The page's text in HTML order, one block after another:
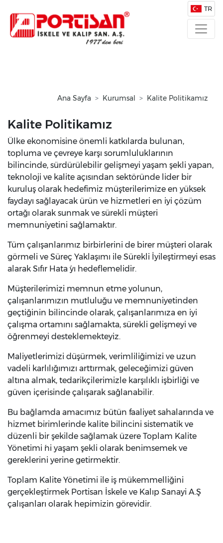
TR
Ana Sayfa Kurumsal Kalite Politikamız
Kalite Politikamız
Ülke ekonomisine önemli katkılarda bulunan,
topluma ve çevreye karşı sorumluluklarının
bilincinde, sürdürülebilir gelişmeyi yaşam şekli yapan,
teknoloji ve kalite açısından sektöründe lider bir
kuruluş olarak hedefimiz müşterilerimize en yüksek
faydayı sağlayacak ürün ve hizmetleri en iyi çözüm
ortağı olarak sunmak ve sürekli müşteri
memnuniyetini sağlamaktır.
Tüm çalışanlarımız birbirlerini de birer müşteri olarak
görmeli ve Süreç Yaklaşımı ile Sürekli İyileştirmeyi esas
alarak Sıfır Hata ´yı hedeflemelidir.
Müşterilerimizi memnun etme yolunun,
çalışanlarımızın mutluluğu ve memnuniyetinden
geçtiğinin bilincinde olarak, çalışanlarımıza en iyi
çalışma ortamını sağlamakta, sürekli gelişmeyi ve
öğrenmeyi desteklemekteyiz.
Maliyetlerimizi düşürmek, verimliliğimizi ve uzun
vadeli karlılığımızı arttırmak, geleceğimizi güven
altına almak, tedarikçilerimizle karşılıklı işbirliği ve
güven içerisinde çalışarak sağlanabilir.
Bu bağlamda amacımız bütün faaliyet sahalarında ve
hizmet birimlerinde kalite bilincini sistematik ve
düzenli bir şekilde sağlamak üzere Toplam Kalite
Yönetimi ´ni yaşam şekli olarak benimsemek ve
gereklerini yerine getirmektir.
Toplam Kalite Yönetimi ile iş mükemmelliğini
gerçekleştirmek Portisan İskele ve Kalıp Sanayi A.Ş
çalışanları olarak hepimizin görevidir.